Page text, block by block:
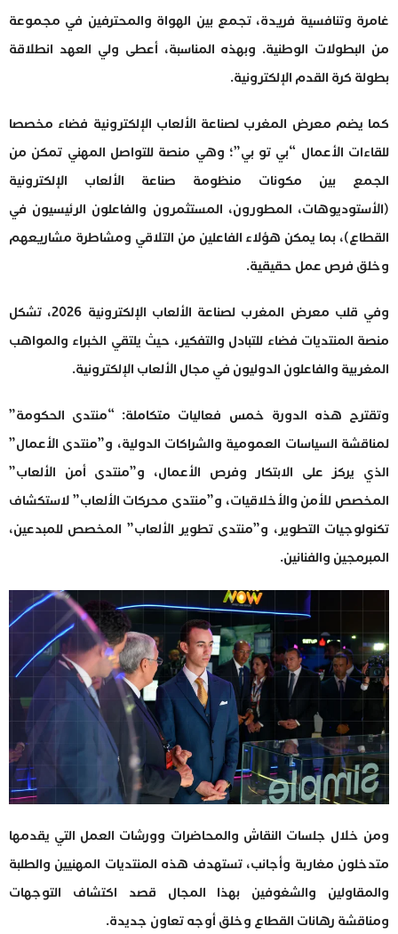
غامرة وتنافسية فريدة، تجمع بين الهواة والمحترفين في مجموعة
من البطولات الوطنية. وبهذه المناسبة، أعطى ولي العهد انطلاقة
بطولة كرة القدم الإلكترونية.
كما يضم معرض المغرب لصناعة الألعاب الإلكترونية فضاء مخصصا
للقاءات الأعمال “بي تو بي”؛ وهي منصة للتواصل المهني تمكن من
الجمع بين مكونات منظومة صناعة الألعاب الإلكترونية
(الأستوديوهات، المطورون، المستثمرون والفاعلون الرئيسيون في
القطاع)، بما يمكن هؤلاء الفاعلين من التلاقي ومشاطرة مشاريعهم
وخلق فرص عمل حقيقية.
وفي قلب معرض المغرب لصناعة الألعاب الإلكترونية 2026، تشكل
منصة المنتديات فضاء للتبادل والتفكير، حيث يلتقي الخبراء والمواهب
المغربية والفاعلون الدوليون في مجال الألعاب الإلكترونية.
وتقترح هذه الدورة خمس فعاليات متكاملة: “منتدى الحكومة”
لمناقشة السياسات العمومية والشراكات الدولية، و”منتدى الأعمال”
الذي يركز على الابتكار وفرص الأعمال، و”منتدى أمن الألعاب”
المخصص للأمن والأخلاقيات، و”منتدى محركات الألعاب” لاستكشاف
تكنولوجيات التطوير، و”منتدى تطوير الألعاب” المخصص للمبدعين،
المبرمجين والفنانين.
ومن خلال جلسات النقاش والمحاضرات وورشات العمل التي يقدمها
متدخلون مغاربة وأجانب، تستهدف هذه المنتديات المهنيين والطلبة
والمقاولين والشغوفين بهذا المجال قصد اكتشاف التوجهات
ومناقشة رهانات القطاع وخلق أوجه تعاون جديدة.